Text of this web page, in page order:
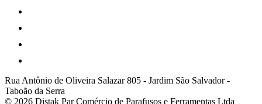
Rua Antônio de Oliveira Salazar 805 - Jardim São Salvador -
Taboão da Serra
© 2026 Distak Par Comércio de Parafusos e Ferramentas Ltda